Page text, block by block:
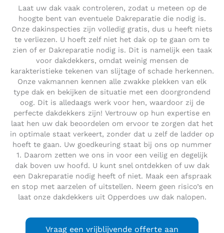
Laat uw dak vaak controleren, zodat u meteen op de
hoogte bent van eventuele Dakreparatie die nodig is.
Onze dakinspecties zijn volledig gratis, dus u heeft niets
te verliezen. U hoeft zelf niet het dak op te gaan om te
zien of er Dakreparatie nodig is. Dit is namelijk een taak
voor dakdekkers, omdat weinig mensen de
karakteristieke tekenen van slijtage of schade herkennen.
Onze vakmannen kennen alle zwakke plekken van elk
type dak en bekijken de situatie met een doorgrondend
oog. Dit is alledaags werk voor hen, waardoor zij de
perfecte dakdekkers zijn! Vertrouw op hun expertise en
laat hen uw dak beoordelen om ervoor te zorgen dat het
in optimale staat verkeert, zonder dat u zelf de ladder op
hoeft te gaan. Uw goedkeuring staat bij ons op nummer
1. Daarom zetten we ons in voor een veilig en degelijk
dak boven uw hoofd. U kunt snel ontdekken of uw dak
een Dakreparatie nodig heeft of niet. Maak een afspraak
en stop met aarzelen of uitstellen. Neem geen risico’s en
laat onze dakdekkers uit Opperdoes uw dak nalopen.
Vraag een vrijblijvende offerte aan